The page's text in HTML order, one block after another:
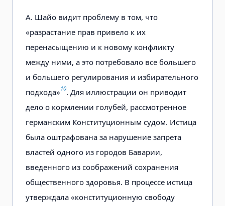
А. Шайо видит проблему в том, что
«разрастание прав привело к их
перенасыщению и к новому конфликту
между ними, а это потребовало все большего
и большего регулирования и избирательного
подхода»10. Для иллюстрации он приводит
дело о кормлении голубей, рассмотренное
германским Конституционным судом. Истица
была оштрафована за нарушение запрета
властей одного из городов Баварии,
введенного из соображений сохранения
общественного здоровья. В процессе истица
утверждала «конституционную свободу